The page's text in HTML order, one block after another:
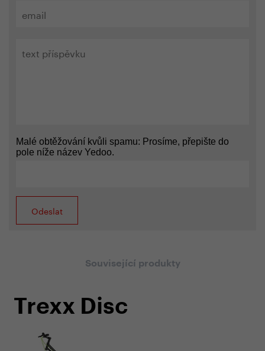
Malé obtěžování kvůli spamu: Prosíme, přepište do
pole níže název Yedoo.
Související produkty
Trexx Disc